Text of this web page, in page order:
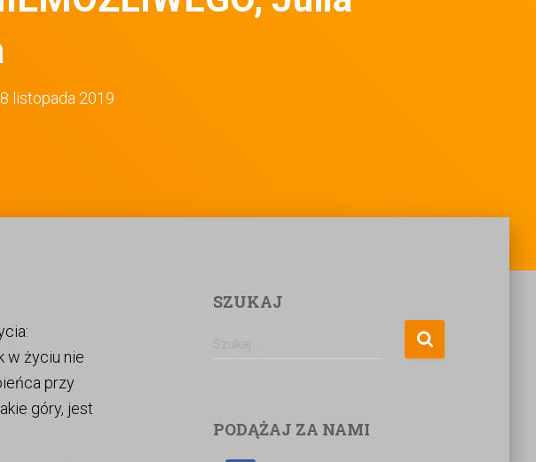
listopada 2019
w życiu nie
przy
góry, jest
SZUKAJ
PODĄŻAJ ZA NAMI